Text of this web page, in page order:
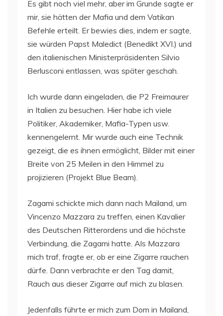
Es gibt noch viel mehr, aber im Grunde sagte er
mir, sie hätten der Mafia und dem Vatikan
Befehle erteilt. Er bewies dies, indem er sagte,
sie würden Papst Maledict (Benedikt XVI.) und
den italienischen Ministerpräsidenten Silvio
Berlusconi entlassen, was später geschah.
Ich wurde dann eingeladen, die P2 Freimaurer
in Italien zu besuchen. Hier habe ich viele
Politiker, Akademiker, Mafia-Typen usw.
kennengelernt. Mir wurde auch eine Technik
gezeigt, die es ihnen ermöglicht, Bilder mit einer
Breite von 25 Meilen in den Himmel zu
projizieren (Projekt Blue Beam).
Zagami schickte mich dann nach Mailand, um
Vincenzo Mazzara zu treffen, einen Kavalier
des Deutschen Ritterordens und die höchste
Verbindung, die Zagami hatte. Als Mazzara
mich traf, fragte er, ob er eine Zigarre rauchen
dürfe. Dann verbrachte er den Tag damit,
Rauch aus dieser Zigarre auf mich zu blasen.
Jedenfalls führte er mich zum Dom in Mailand,